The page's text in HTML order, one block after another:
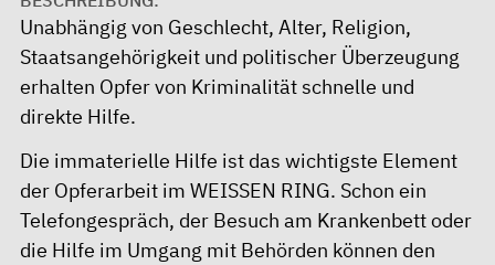
Unabhängig von Geschlecht, Alter, Religion,
Staatsangehörigkeit und politischer Überzeugung
erhalten Opfer von Kriminalität schnelle und
direkte Hilfe.
Die immaterielle Hilfe ist das wichtigste Element
der Opferarbeit im WEISSEN RING. Schon ein
Telefongespräch, der Besuch am Krankenbett oder
die Hilfe im Umgang mit Behörden können den